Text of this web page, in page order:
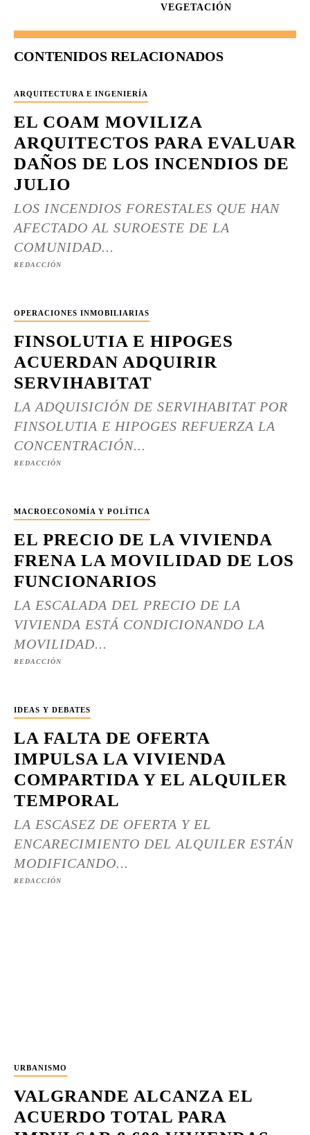
VEGETACIÓN
CONTENIDOS RELACIONADOS
ARQUITECTURA E INGENIERÍA
EL COAM MOVILIZA
ARQUITECTOS PARA EVALUAR
DAÑOS DE LOS INCENDIOS DE
JULIO
LOS INCENDIOS FORESTALES QUE HAN
AFECTADO AL SUROESTE DE LA
COMUNIDAD...
REDACCIÓN
OPERACIONES INMOBILIARIAS
FINSOLUTIA E HIPOGES
ACUERDAN ADQUIRIR
SERVIHABITAT
LA ADQUISICIÓN DE SERVIHABITAT POR
FINSOLUTIA E HIPOGES REFUERZA LA
CONCENTRACIÓN...
REDACCIÓN
MACROECONOMÍA Y POLÍTICA
EL PRECIO DE LA VIVIENDA
FRENA LA MOVILIDAD DE LOS
FUNCIONARIOS
LA ESCALADA DEL PRECIO DE LA
VIVIENDA ESTÁ CONDICIONANDO LA
MOVILIDAD...
REDACCIÓN
IDEAS Y DEBATES
LA FALTA DE OFERTA
IMPULSA LA VIVIENDA
COMPARTIDA Y EL ALQUILER
TEMPORAL
LA ESCASEZ DE OFERTA Y EL
ENCARECIMIENTO DEL ALQUILER ESTÁN
MODIFICANDO...
REDACCIÓN
URBANISMO
VALGRANDE ALCANZA EL
ACUERDO TOTAL PARA